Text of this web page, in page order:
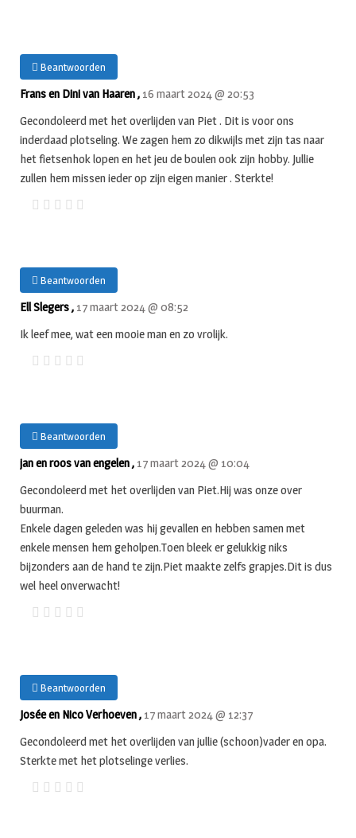
Beantwoorden
Frans en Dini van Haaren , 16 maart 2024 @ 20:53
Gecondoleerd met het overlijden van Piet . Dit is voor ons
inderdaad plotseling. We zagen hem zo dikwijls met zijn tas naar
het fietsenhok lopen en het jeu de boulen ook zijn hobby. Jullie
zullen hem missen ieder op zijn eigen manier . Sterkte!
Beantwoorden
Ell Slegers , 17 maart 2024 @ 08:52
Ik leef mee, wat een mooie man en zo vrolijk.
Beantwoorden
jan en roos van engelen , 17 maart 2024 @ 10:04
Gecondoleerd met het overlijden van Piet.Hij was onze over
buurman.
Enkele dagen geleden was hij gevallen en hebben samen met
enkele mensen hem geholpen.Toen bleek er gelukkig niks
bijzonders aan de hand te zijn.Piet maakte zelfs grapjes.Dit is dus
wel heel onverwacht!
Beantwoorden
Josée en Nico Verhoeven , 17 maart 2024 @ 12:37
Gecondoleerd met het overlijden van jullie (schoon)vader en opa.
Sterkte met het plotselinge verlies.